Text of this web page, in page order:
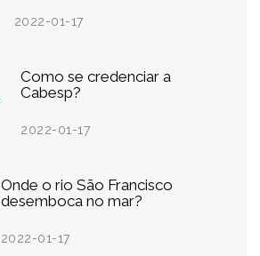
2022-01-17
Como se credenciar a
Cabesp?
2022-01-17
Onde o rio São Francisco
desemboca no mar?
2022-01-17